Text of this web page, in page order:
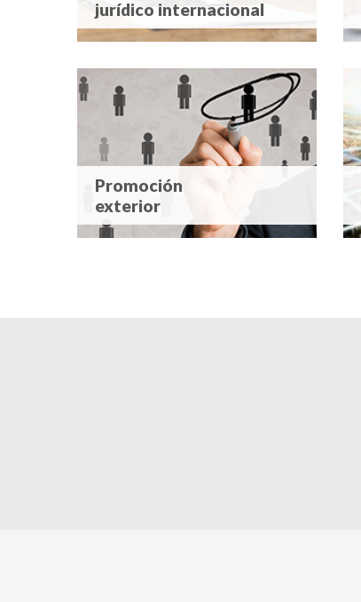
jurídico internacional
Promoción
exterior